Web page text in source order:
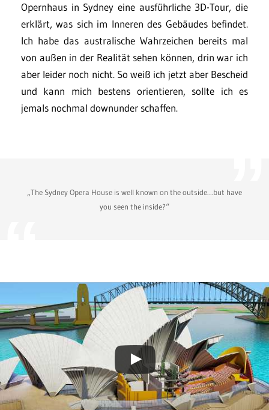
Opernhaus in Sydney eine ausführliche 3D-Tour, die
erklärt, was sich im Inneren des Gebäudes befindet.
Ich habe das australische Wahrzeichen bereits mal
von außen in der Realität sehen können, drin war ich
aber leider noch nicht. So weiß ich jetzt aber Bescheid
und kann mich bestens orientieren, sollte ich es
jemals nochmal downunder schaffen.
„The Sydney Opera House is well known on the outside…but have
you seen the inside?“